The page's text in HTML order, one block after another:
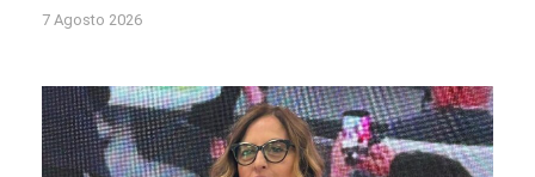
7 Agosto 2026